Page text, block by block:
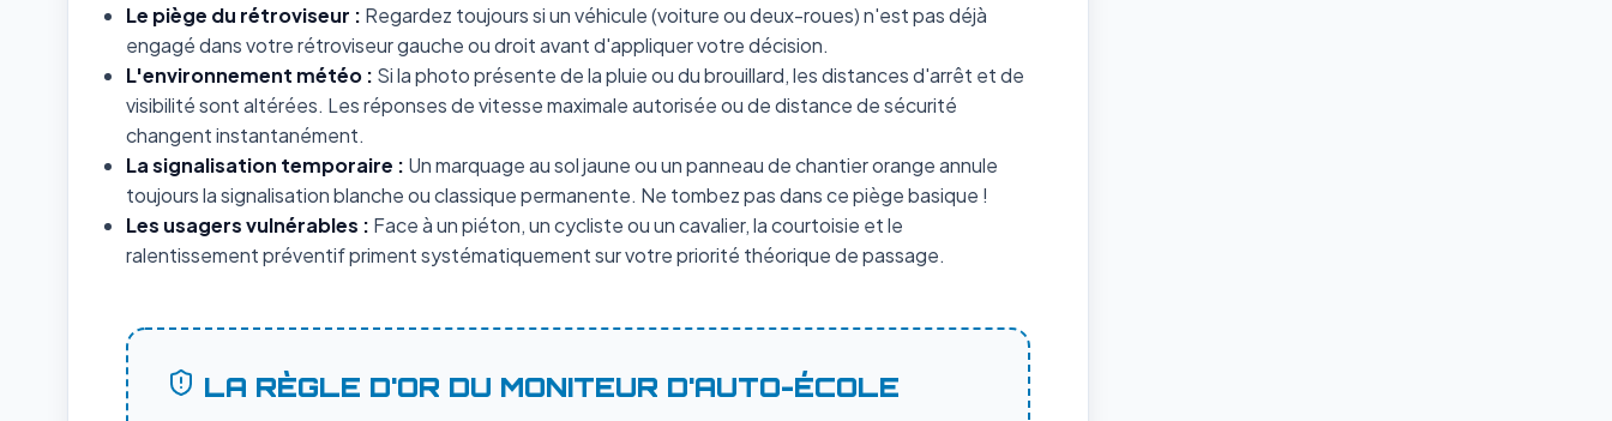
Le piège du rétroviseur : Regardez toujours si un véhicule (voiture ou deux-roues) n'est pas déjà
engagé dans votre rétroviseur gauche ou droit avant d'appliquer votre décision.
L'environnement météo : Si la photo présente de la pluie ou du brouillard, les distances d'arrêt et de
visibilité sont altérées. Les réponses de vitesse maximale autorisée ou de distance de sécurité
changent instantanément.
La signalisation temporaire : Un marquage au sol jaune ou un panneau de chantier orange annule
toujours la signalisation blanche ou classique permanente. Ne tombez pas dans ce piège basique !
Les usagers vulnérables : Face à un piéton, un cycliste ou un cavalier, la courtoisie et le
ralentissement préventif priment systématiquement sur votre priorité théorique de passage.
LA RÈGLE D'OR DU MONITEUR D'AUTO-ÉCOLE